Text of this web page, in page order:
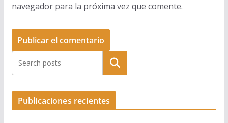
navegador para la próxima vez que comente.
Buscar
Publicaciones recientes